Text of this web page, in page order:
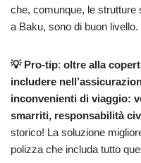
che, comunque, le strutture
a Baku, sono di buon livello.
💡 Pro-tip: oltre alla
includere
inconvenienti di viaggio:
smarriti, responsabilità
storico! La soluzione
polizza che includa tutto